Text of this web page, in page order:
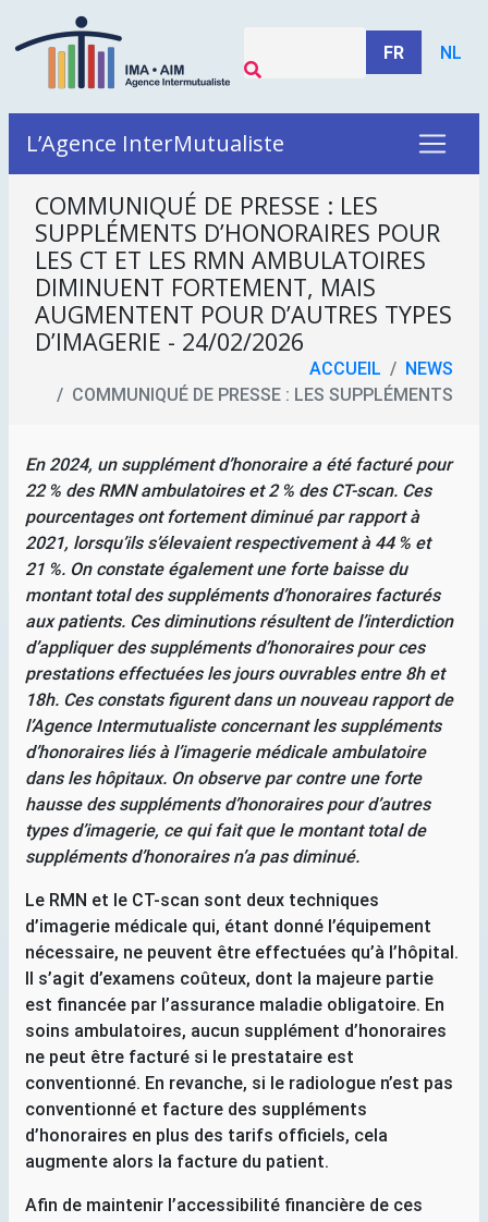
FR NL
L’Agence InterMutualiste
COMMUNIQUÉ DE PRESSE : LES
SUPPLÉMENTS D’HONORAIRES POUR
LES CT ET LES RMN AMBULATOIRES
DIMINUENT FORTEMENT, MAIS
AUGMENTENT POUR D’AUTRES TYPES
D’IMAGERIE - 24/02/2026
ACCUEIL
NEWS
COMMUNIQUÉ DE PRESSE : LES SUPPLÉMENTS
En 2024, un supplément d’honoraire a été facturé pour
22 % des RMNambulatoires et 2 % des CT-scan. Ces
pourcentages ont fortement diminué par rapport à
2021, lorsqu’ils s’élevaient respectivement à 44 % et
21 %. On constate également une forte baisse du
montant total des suppléments d’honoraires facturés
aux patients. Ces diminutions résultent de l’interdiction
d’appliquer des suppléments d’honoraires pour ces
prestations effectuées les jours ouvrables entre 8h et
18h. Ces constats figurent dans un nouveau rapport de
l’Agence Intermutualiste concernant les suppléments
d’honoraires liés à l’imagerie médicale ambulatoire
dans les hôpitaux. On observe par contre une forte
hausse des suppléments d’honoraires pour d’autres
types d’imagerie, ce qui fait que le montant total de
suppléments d’honoraires n’a pas diminué.
Le RMN et le CT-scan sont deux techniques
d’imagerie médicale qui, étant donné l’équipement
nécessaire, ne peuvent être effectuées qu’à l’hôpital.
Il s’agit d’examens coûteux, dont la majeure partie
est financée par l’assurance maladie obligatoire. En
soins ambulatoires, aucun supplément d’honoraires
ne peut être facturé si le prestataire est
conventionné. En revanche, si le radiologue n’est pas
conventionné et facture des suppléments
d’honoraires en plus des tarifs officiels, cela
augmente alors la facture du patient.
Afin de maintenir l’accessibilité financière de ces